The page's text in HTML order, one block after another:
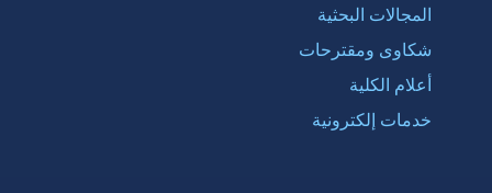
المجالات البحثية
شكاوى ومقترحات
أعلام الكلية
خدمات إلكترونية